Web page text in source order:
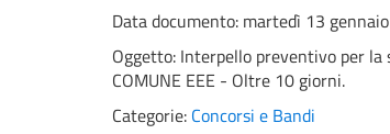
Data documento: martedì 13
Oggetto: Interpello preventivo per la
COMUNE EEE - Oltre 10 giorni.
Categorie: Concorsi e Bandi